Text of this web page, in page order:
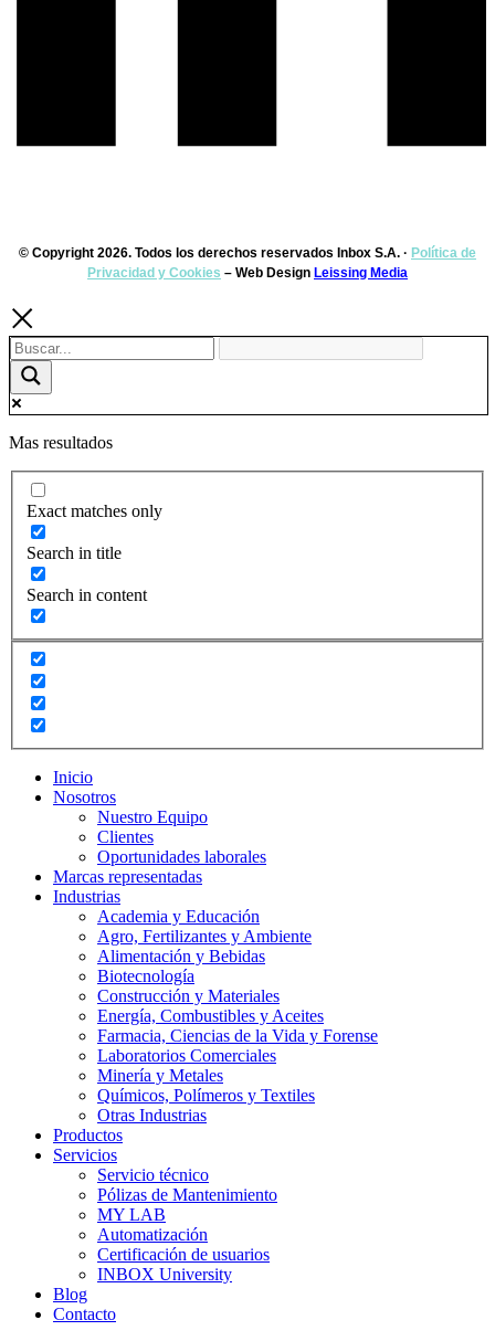
© Copyright 2026. Todos los derechos reservados Inbox S.A. · Política de
Privacidad y Cookies – Web Design Leissing Media
Mas resultados
Exact matches only
Search in title
Search in content
Inicio
Nosotros
Nuestro Equipo
Clientes
Oportunidades laborales
Marcas representadas
Industrias
Academia y Educación
Agro, Fertilizantes y Ambiente
Alimentación y Bebidas
Biotecnología
Construcción y Materiales
Energía, Combustibles y Aceites
Farmacia, Ciencias de la Vida y Forense
Laboratorios Comerciales
Minería y Metales
Químicos, Polímeros y Textiles
Otras Industrias
Productos
Servicios
Servicio técnico
Pólizas de Mantenimiento
MY LAB
Automatización
Certificación de usuarios
INBOX University
Blog
Contacto